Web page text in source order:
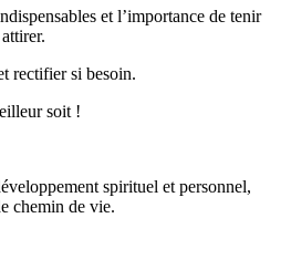
et l’importance de tenir
rectifier si besoin.
soit !
spirituel et personnel,
chemin de vie.